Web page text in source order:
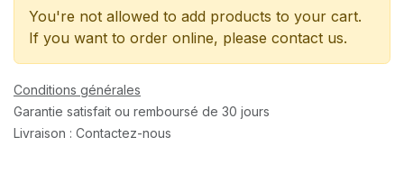
You're not allowed to add products to your cart.
If you want to order online, please contact us.
Conditions générales
Garantie satisfait ou remboursé de 30 jours
Livraison : Contactez-nous